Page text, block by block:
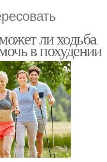
ли ходьба
в похудении